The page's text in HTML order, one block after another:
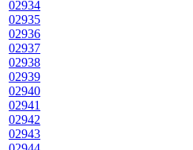
02934
02935
02936
02937
02938
02939
02940
02941
02942
02943